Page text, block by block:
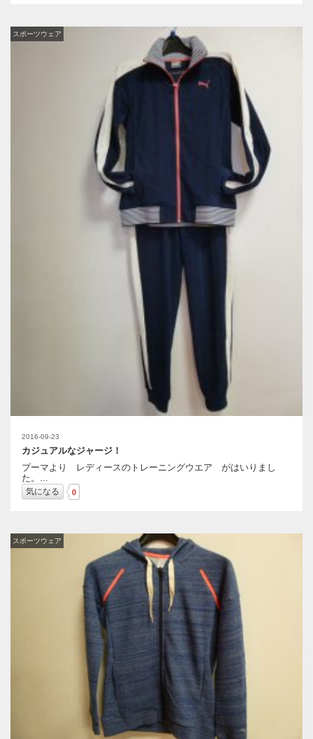
2016-09-23
スポーツウェア
カジュアルなジャージ！
プーマより レディースのトレーニングウエア がはいりまし
た。...
気になる 0
スポーツウェア